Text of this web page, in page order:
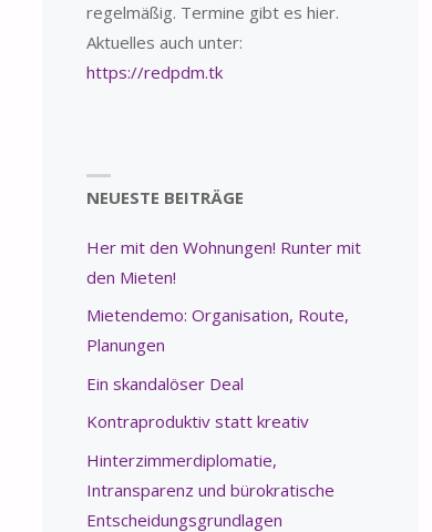
regelmäßig. Termine gibt es hier.
Aktuelles auch unter:
https://redpdm.tk
NEUESTE BEITRÄGE
Her mit den Wohnungen! Runter mit
den Mieten!
Mietendemo: Organisation, Route,
Planungen
Ein skandalöser Deal
Kontraproduktiv statt kreativ
Hinterzimmerdiplomatie,
Intransparenz und bürokratische
Entscheidungsgrundlagen